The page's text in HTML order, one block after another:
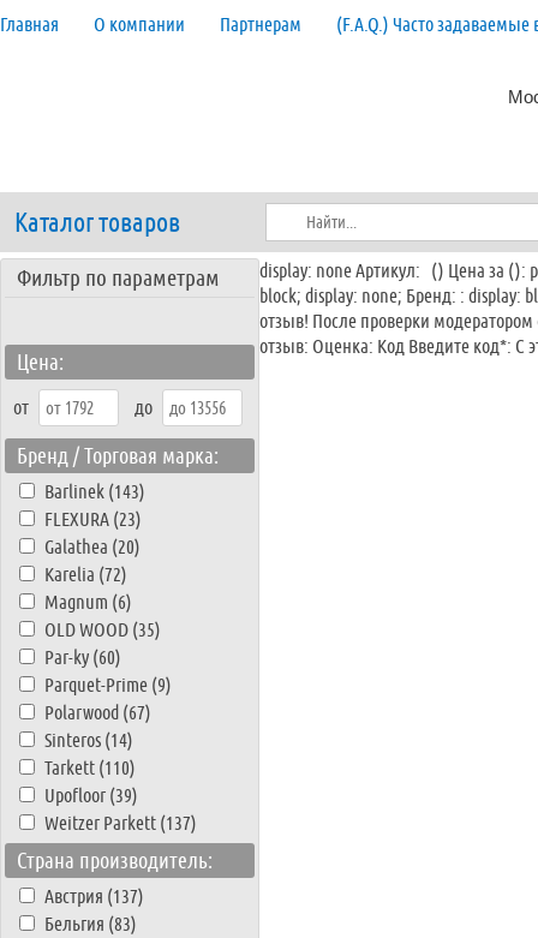
Главная О компании Партнерам (F.A.Q.) Часто задаваемые
Каталог товаров
Фильтр по параметрам
Цена:
от до
Бренд / Торговая марка:
Barlinek (143)
FLEXURA (23)
Galathea (20)
Karelia (72)
Magnum (6)
OLD WOOD (35)
Par-ky (60)
Parquet-Prime (9)
Polarwood (67)
Sinteros (14)
Tarkett (110)
Upofloor (39)
Weitzer Parkett (137)
Страна производитель:
Австрия (137)
Бельгия (83)
display: none Артикул: () Цена за ():
block; display: none; Бренд: : display:
отзыв! После проверки
отзыв: Оценка: Код Введите код*: С